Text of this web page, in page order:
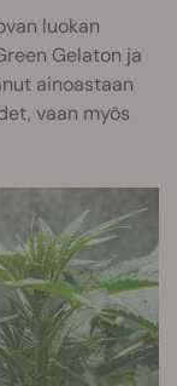
luokan
Gelaton ja
ainoastaan
vaan myös